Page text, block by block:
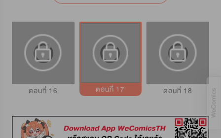
ตอนที่ 16 ตอนที่ 17 ตอนที่ 18